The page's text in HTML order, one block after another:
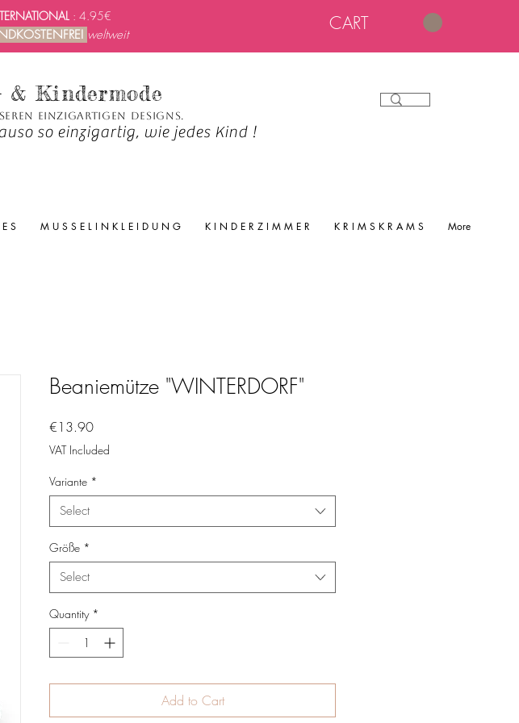
CART
: 4.95€
weltweit
& Kindermode
einzigartigen Designs.
so einzigartig, wie jedes Kind !
S M U S S E L I N K L E I D U N G K I N D E R Z I M M E R K R I M S K R A M S More
Beaniemütze "WINTERDORF"
€13.90Price
VAT Included
Variante *
Select
Größe *
Select
Quantity *
Add to Cart